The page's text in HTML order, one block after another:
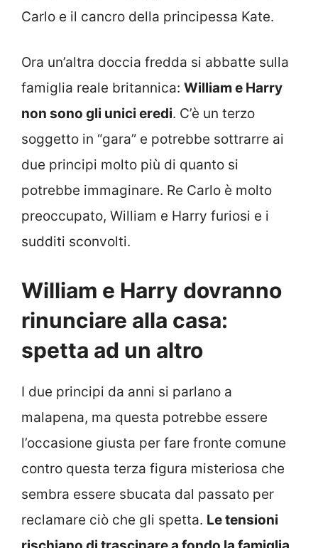
Carlo e il cancro della principessa Kate.
Ora un’altra doccia fredda si abbatte sulla
famiglia reale britannica: William e Harry
non sono gli unici eredi. C’è un terzo
soggetto in “gara” e potrebbe sottrarre ai
due principi molto più di quanto si
potrebbe immaginare. Re Carlo è molto
preoccupato, William e Harry furiosi e i
sudditi sconvolti.
William e Harry dovranno
rinunciare alla casa:
spetta ad un altro
I due principi da anni si parlano a
malapena, ma questa potrebbe essere
l’occasione giusta per fare fronte comune
contro questa terza figura misteriosa che
sembra essere sbucata dal passato per
reclamare ciò che gli spetta. Le tensioni